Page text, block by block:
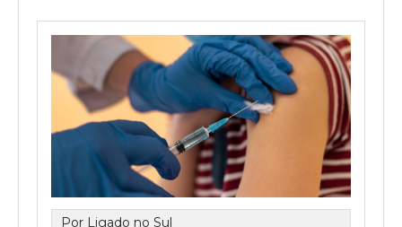
Por Ligado no Sul